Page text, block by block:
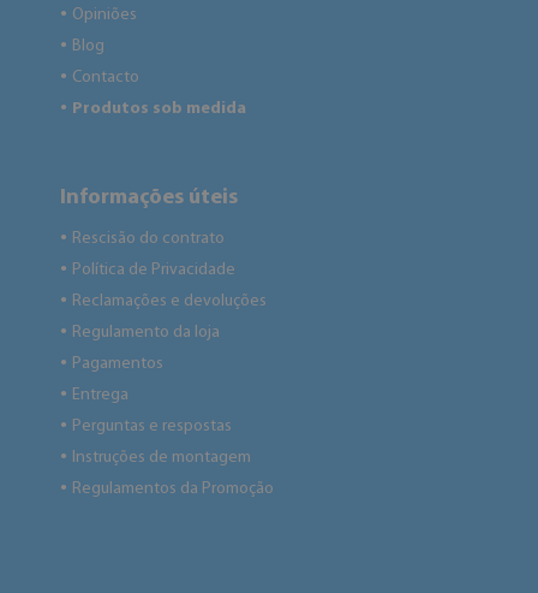
● Opiniões
● Blog
● Contacto
● Produtos sob medida
Informações úteis
● Rescisão do contrato
● Política de Privacidade
● Reclamações e devoluções
● Regulamento da loja
● Pagamentos
● Entrega
● Perguntas e respostas
● Instruções de montagem
● Regulamentos da Promoção